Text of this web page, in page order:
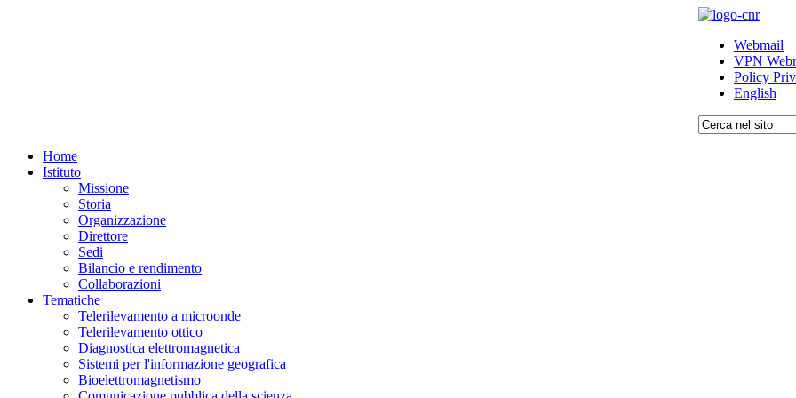
Webmail
VPN
Policy
English
Home
Istituto
Missione
Storia
Organizzazione
Direttore
Sedi
Bilancio e rendimento
Collaborazioni
Tematiche
Telerilevamento a microonde
Telerilevamento ottico
Diagnostica elettromagnetica
Sistemi per l'informazione geografica
Bioelettromagnetismo